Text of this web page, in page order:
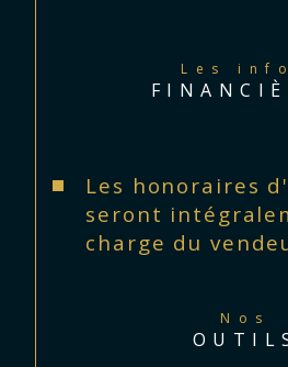
Les
Les honoraires
seront
charge du
Nos